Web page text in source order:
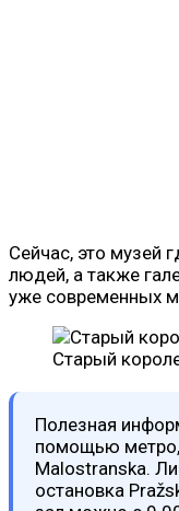
Сейчас, это музей
людей, а также
уже современных
Старый
Полезная
помощью метро,
Malostranskа.
остановка